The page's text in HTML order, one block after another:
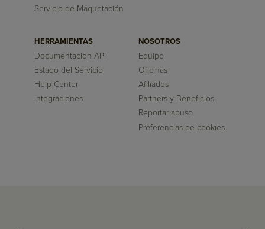
Servicio de Maquetación
HERRAMIENTAS
Documentación API
Estado del Servicio
Help Center
Integraciones
NOSOTROS
Equipo
Oficinas
Afiliados
Partners y Beneficios
Reportar abuso
Preferencias de cookies